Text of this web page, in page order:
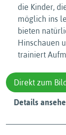
die Kinder,
möglich ins
bieten
Hinschauen
trainiert
Direkt zum
Details